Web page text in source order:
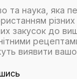
та наука, яка
закусок до
виявити